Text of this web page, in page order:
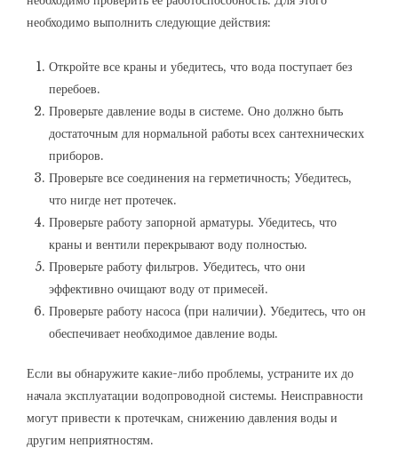
необходимо выполнить следующие действия:
Откройте все краны и убедитесь, что вода поступает без
перебоев.
Проверьте давление воды в системе. Оно должно быть
достаточным для нормальной работы всех сантехнических
приборов.
Проверьте все соединения на герметичность; Убедитесь,
что нигде нет протечек.
Проверьте работу запорной арматуры. Убедитесь, что
краны и вентили перекрывают воду полностью.
Проверьте работу фильтров. Убедитесь, что они
эффективно очищают воду от примесей.
Проверьте работу насоса (при наличии). Убедитесь, что он
обеспечивает необходимое давление воды.
Если вы обнаружите какие-либо проблемы, устраните их до
начала эксплуатации водопроводной системы. Неисправности
могут привести к протечкам, снижению давления воды и
другим неприятностям.